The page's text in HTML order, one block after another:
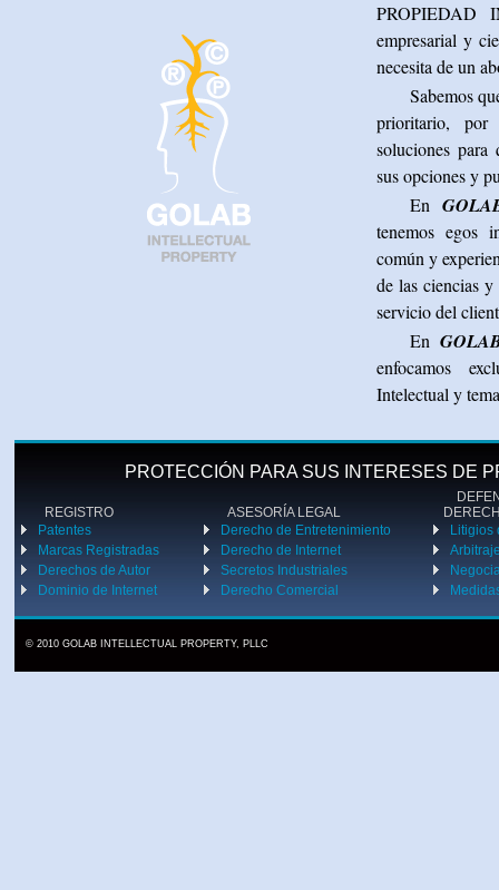
PROPIEDAD
empresarial y
necesita de un
Sabemos
prioritario,
soluciones para
sus opciones y
En
tenemos egos
común y
de las ciencias
servicio del
En
enfocamos
Intelectual y
PROTECCIÓN PARA SUS INTERESES DE
REGISTRO ASESORÍA LEGAL
Patentes
Marcas Registradas
Derechos de Autor
Dominio de Internet
Derecho de Entretenimiento
Derecho de Internet
Secretos Industriales
Derecho Comercial
Litigios
© 2010 GOLAB INTELLECTUAL PROPERTY, PLLC